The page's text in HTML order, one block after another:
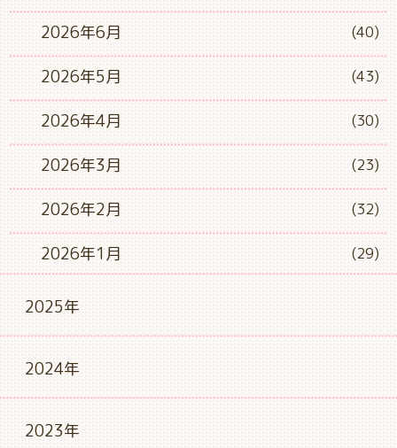
2026年6月 (40)
2026年5月 (43)
2026年4月 (30)
2026年3月 (23)
2026年2月 (32)
2026年1月 (29)
2025年
2024年
2023年